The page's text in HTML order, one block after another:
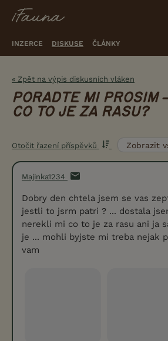
INZERCE DISKUSE ČLÁNKY
« Zpět na výpis diskusních vláken
PORADTE MI PROSIM –
CO TO JE ZA RASU?
Otočit řazení příspěvků
Majinka1234
Dobry den chtela jsem se vas
jestli to jsrm patri ? ... dostala
nerekli mi co to je za rasu ani ja
je ... mohli byjste mi treba nejak
vam